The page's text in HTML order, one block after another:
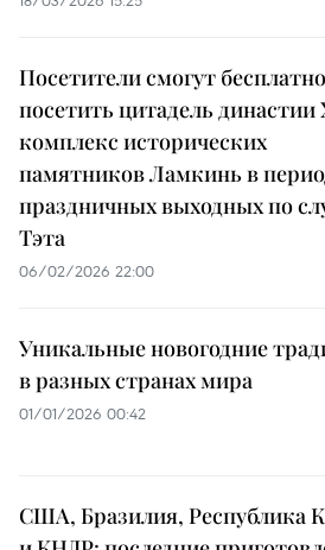
Посетители смогут бесплатно
посетить цитадель династии
комплекс исторических
памятников Ламкинь в
праздничных выходных по
Тэта
06/02/2026 22:00
Уникальные новогодние
в разных странах мира
01/01/2026 00:42
США, Бразилия, Республика